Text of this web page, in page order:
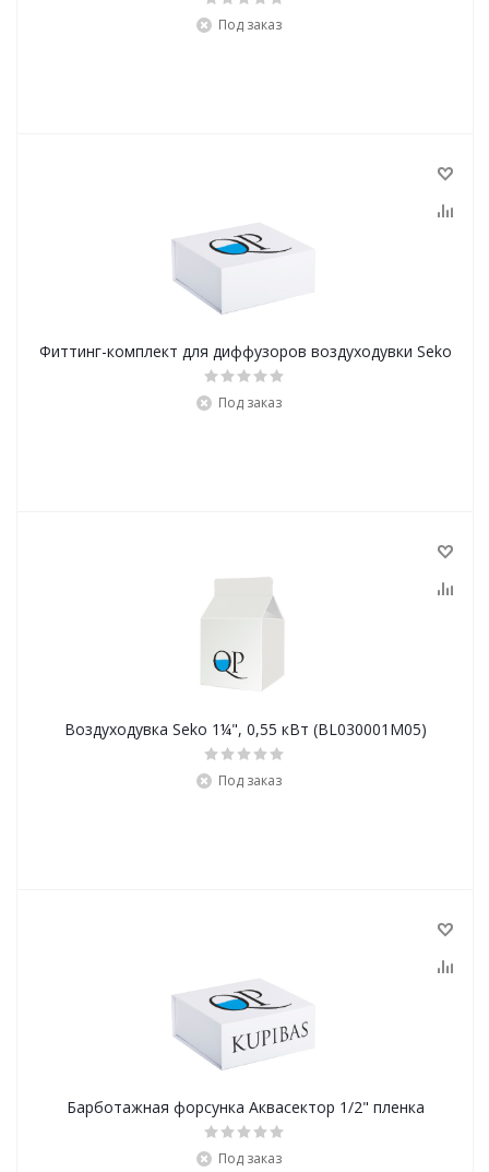
Под заказ
Фиттинг-комплект для диффузоров воздуходувки Seko
Под заказ
Воздуходувка Seko 1¼", 0,55 кВт (BL030001M05)
Под заказ
Барботажная форсунка Аквасектор 1/2" пленка
Под заказ